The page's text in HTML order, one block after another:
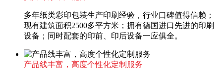
多年纸类彩印包装生产印刷经验，行业口碑值得信赖；
现有建筑面积2500多平方米；拥有德国进口先进的印刷
设备；同时配套的印前、印后设备一应俱全。
产品线丰富，高度个性化定制服务